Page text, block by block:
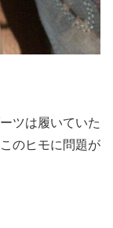
ツは履いていた
のヒモに問題が